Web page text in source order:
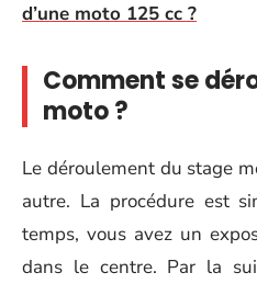
d’une moto 125 cc ?
Comment se
moto ?
Le déroulement du stage
autre. La procédure est
temps, vous avez un
dans le centre. Par la